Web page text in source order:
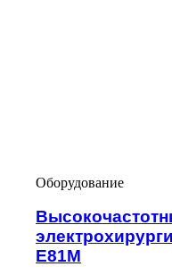
Оборудование
Е81М